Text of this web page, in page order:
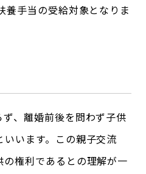
養手当の受給対象となりま
、離婚前後を問わず子供
います。この親子交流
の権利であるとの理解が一